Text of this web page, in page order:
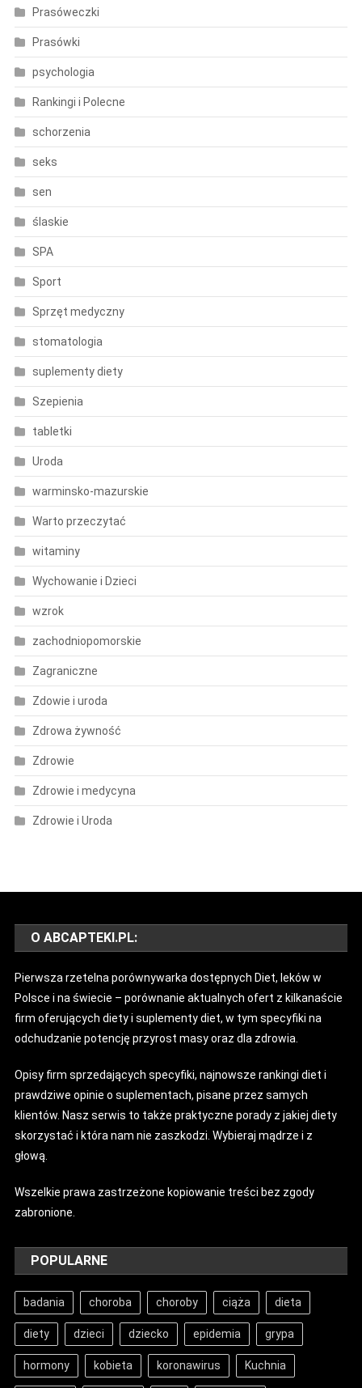
Prasóweczki
Prasówki
psychologia
Rankingi i Polecne
schorzenia
seks
sen
ślaskie
SPA
Sport
Sprzęt medyczny
stomatologia
suplementy diety
Szepienia
tabletki
Uroda
warminsko-mazurskie
Warto przeczytać
witaminy
Wychowanie i Dzieci
wzrok
zachodniopomorskie
Zagraniczne
Zdowie i uroda
Zdrowa żywność
Zdrowie
Zdrowie i medycyna
Zdrowie i Uroda
O ABCAPTEKI.PL:
Pierwsza rzetelna porównywarka dostępnych Diet, leków w
Polsce i na świecie – porównanie aktualnych ofert z kilkanaście
firm oferujących diety i suplementy diet, w tym specyfiki na
odchudzanie potencję przyrost masy oraz dla zdrowia.
Opisy firm sprzedających specyfiki, najnowsze rankingi diet i
prawdziwe opinie o suplementach, pisane przez samych
klientów. Nasz serwis to także praktyczne porady z jakiej diety
skorzystać i która nam nie zaszkodzi. Wybieraj mądrze i z
głową.
Wszelkie prawa zastrzeżone kopiowanie treści bez zgody
zabronione.
POPULARNE
badania choroba choroby ciąża dieta
diety dzieci dziecko epidemia grypa
hormony kobieta koronawirus Kuchnia